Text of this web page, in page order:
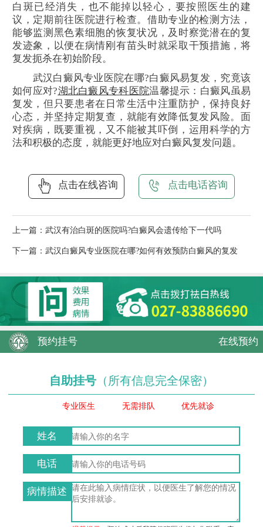
白斑已经消失，也不能掉以轻心，要按照医生的建
议，定期前往医院进行检查。借助专业的检测方法，
能够监测黑色素细胞的恢复状况，及时察觉潜在的复
发迹象，以便在病情刚有苗头时就采取干预措施，将
复发扼杀在初始阶段。
武汉白癜风专业医院在哪?白癜风易复发，究竟该
如何应对?湖北白癜风专科医院温馨提示：白癜风虽易
复发，但只要患者在日常生活中注重防护，保持良好
心态，并坚持定期复查，就能有效降低复发风险。面
对疾病，既要重视，又不能被其吓倒，运用科学的方
法和积极的态度，就能更好地应对白癜风复发问题。
点击在线咨询 点击电话咨询
上一篇： 武汉有治白斑的医院吗?白癜风会遗传给下一代吗
下一篇： 武汉白癜风专业医院在哪?如何有效预防白癜风的复发
预约挂号 在线预约
自助挂号 （所有信息完全保密）
专业医生 无需排队 优先就诊
姓名
电话
病情描述